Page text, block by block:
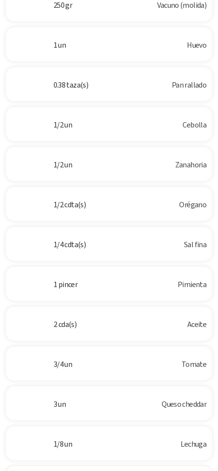
250 gr Vacuno (molida)
1 un Huevo
0.38 taza(s) Pan rallado
1/2 un Cebolla
1/2 un Zanahoria
1/2 cdta(s) Orégano
1/4 cdta(s) Sal fina
1 pincer Pimienta
2 cda(s) Aceite
3/4 un Tomate
3 un Queso cheddar
1/8 un Lechuga